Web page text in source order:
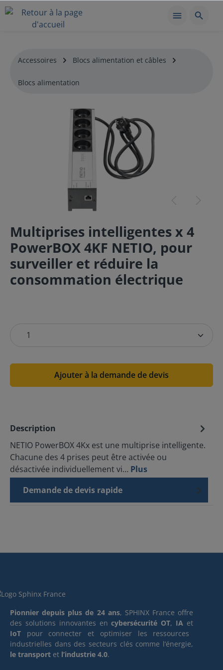
Accessoires Blocs alimentation et câbles
Blocs alimentation
Multiprises intelligentes x 4
PowerBOX 4KF NETIO, pour
surveiller et réduire la
consommation électrique
Ajouter à la demande de devis
Description
NETIO PowerBOX 4Kx est une multiprise intelligente.
Chacune des 4 prises peut être activée ou
désactivée individuellement vi… Plus
Demande de devis rapide
Pionnier depuis plus de 24 ans, SPHINX France offre
des solutions innovantes encybersécurité OT, IA et
IoT pour connecter et optimiser les ressources
industrielles dans des secteurs clés comme l’énergie,
le transport et l’industrie 4.0.